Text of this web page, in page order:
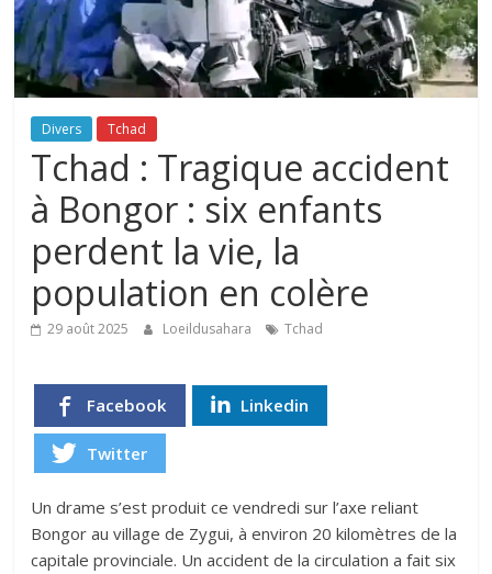
Divers Tchad
Tchad : Tragique accident
à Bongor : six enfants
perdent la vie, la
population en colère
29 août 2025 Loeildusahara Tchad
Facebook Linkedin
Twitter
Un drame s’est produit ce vendredi sur l’axe reliant
Bongor au village de Zygui, à environ 20 kilomètres de la
capitale provinciale. Un accident de la circulation a fait six